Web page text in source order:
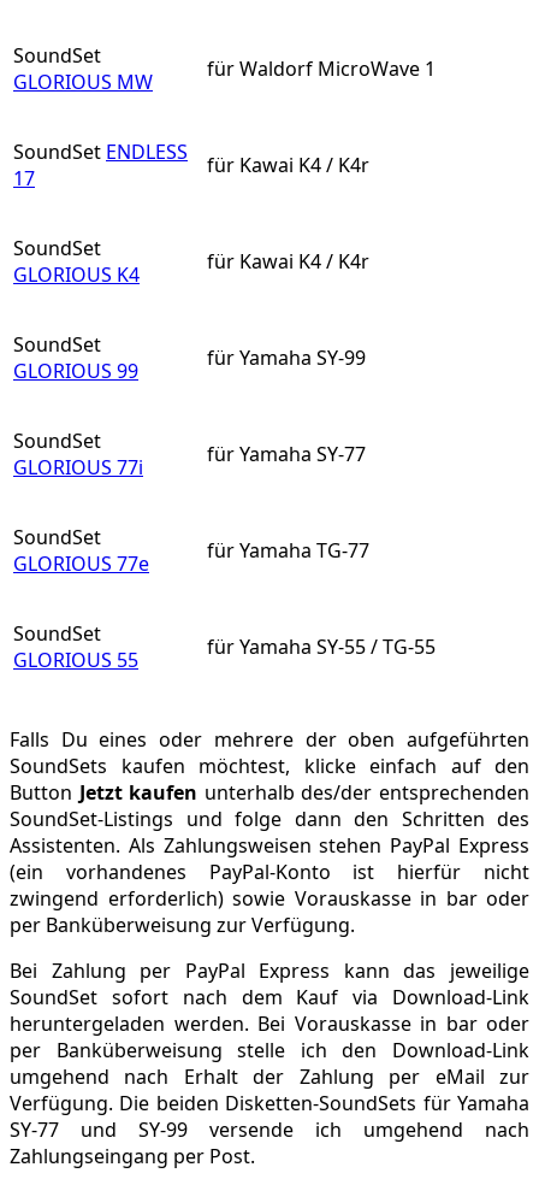
SoundSet
GLORIOUS MW
für Waldorf MicroWave 1
SoundSet ENDLESS
17
für Kawai K4 / K4r
SoundSet
GLORIOUS K4
für Kawai K4 / K4r
SoundSet
GLORIOUS 99
für Yamaha SY-99
SoundSet
GLORIOUS 77i
für Yamaha SY-77
SoundSet
GLORIOUS 77e
für Yamaha TG-77
SoundSet
GLORIOUS 55
für Yamaha SY-55 / TG-55
Falls Du eines oder mehrere der oben aufgeführten
SoundSets kaufen möchtest, klicke einfach auf den
Button Jetzt kaufen unterhalb des/der entsprechenden
SoundSet-Listings und folge dann den Schritten des
Assistenten. Als Zahlungsweisen stehen PayPal Express
(ein vorhandenes PayPal-Konto ist hierfür nicht
zwingend erforderlich) sowie Vorauskasse in bar oder
per Banküberweisung zur Verfügung.
Bei Zahlung per PayPal Express kann das jeweilige
SoundSet sofort nach dem Kauf via Download-Link
heruntergeladen werden. Bei Vorauskasse in bar oder
per Banküberweisung stelle ich den Download-Link
umgehend nach Erhalt der Zahlung per eMail zur
Verfügung. Die beiden Disketten-SoundSets für Yamaha
SY-77 und SY-99 versende ich umgehend nach
Zahlungseingang per Post.